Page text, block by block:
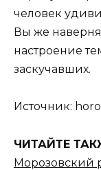
человек
Вы же
настроение
заскучавших.
Источник:
ЧИТАЙТЕ
Морозовский